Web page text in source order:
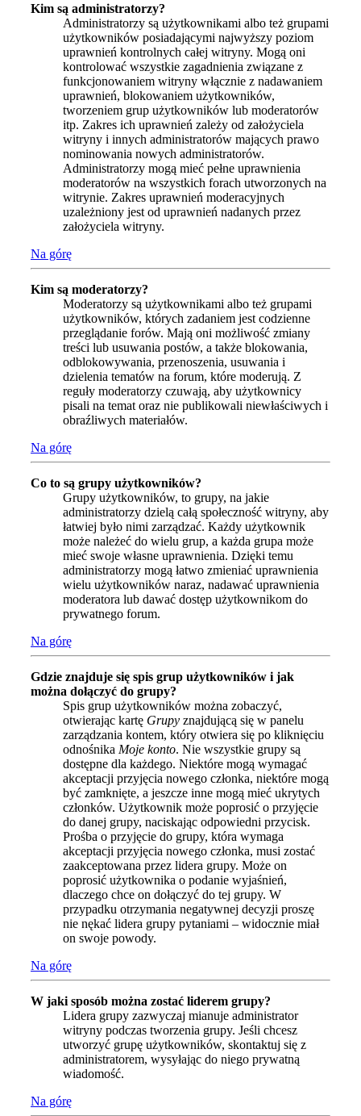
Kim są administratorzy?
Administratorzy są użytkownikami albo też grupami
użytkowników posiadającymi najwyższy poziom
uprawnień kontrolnych całej witryny. Mogą oni
kontrolować wszystkie zagadnienia związane z
funkcjonowaniem witryny włącznie z nadawaniem
uprawnień, blokowaniem użytkowników,
tworzeniem grup użytkowników lub moderatorów
itp. Zakres ich uprawnień zależy od założyciela
witryny i innych administratorów mających prawo
nominowania nowych administratorów.
Administratorzy mogą mieć pełne uprawnienia
moderatorów na wszystkich forach utworzonych na
witrynie. Zakres uprawnień moderacyjnych
uzależniony jest od uprawnień nadanych przez
założyciela witryny.
Na górę
Kim są moderatorzy?
Moderatorzy są użytkownikami albo też grupami
użytkowników, których zadaniem jest codzienne
przeglądanie forów. Mają oni możliwość zmiany
treści lub usuwania postów, a także blokowania,
odblokowywania, przenoszenia, usuwania i
dzielenia tematów na forum, które moderują. Z
reguły moderatorzy czuwają, aby użytkownicy
pisali na temat oraz nie publikowali niewłaściwych i
obraźliwych materiałów.
Na górę
Co to są grupy użytkowników?
Grupy użytkowników, to grupy, na jakie
administratorzy dzielą całą społeczność witryny, aby
łatwiej było nimi zarządzać. Każdy użytkownik
może należeć do wielu grup, a każda grupa może
mieć swoje własne uprawnienia. Dzięki temu
administratorzy mogą łatwo zmieniać uprawnienia
wielu użytkowników naraz, nadawać uprawnienia
moderatora lub dawać dostęp użytkownikom do
prywatnego forum.
Na górę
Gdzie znajduje się spis grup użytkowników i jak
można dołączyć do grupy?
Spis grup użytkowników można zobaczyć,
otwierając kartę Grupy znajdującą się w panelu
zarządzania kontem, który otwiera się po kliknięciu
odnośnika Moje konto. Nie wszystkie grupy są
dostępne dla każdego. Niektóre mogą wymagać
akceptacji przyjęcia nowego członka, niektóre mogą
być zamknięte, a jeszcze inne mogą mieć ukrytych
członków. Użytkownik może poprosić o przyjęcie
do danej grupy, naciskając odpowiedni przycisk.
Prośba o przyjęcie do grupy, która wymaga
akceptacji przyjęcia nowego członka, musi zostać
zaakceptowana przez lidera grupy. Może on
poprosić użytkownika o podanie wyjaśnień,
dlaczego chce on dołączyć do tej grupy. W
przypadku otrzymania negatywnej decyzji proszę
nie nękać lidera grupy pytaniami – widocznie miał
on swoje powody.
Na górę
W jaki sposób można zostać liderem grupy?
Lidera grupy zazwyczaj mianuje administrator
witryny podczas tworzenia grupy. Jeśli chcesz
utworzyć grupę użytkowników, skontaktuj się z
administratorem, wysyłając do niego prywatną
wiadomość.
Na górę